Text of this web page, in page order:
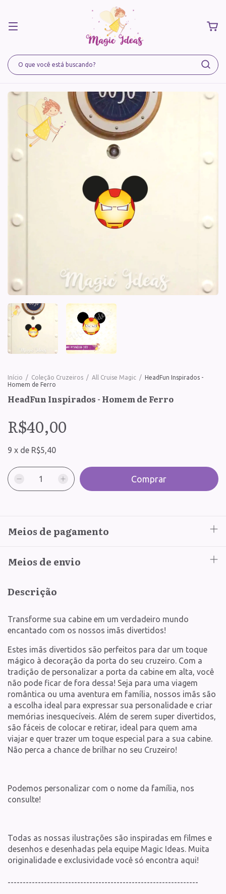
Início / Coleção Cruzeiros / All Cruise Magic /
HeadFun Inspirados -
Homem de Ferro
HeadFun Inspirados - Homem de Ferro
R$40,00
9 x de R$5,40
Meios de pagamento
Meios de envio
Descrição
Transforme sua cabine em um verdadeiro mundo
encantado com os nossos imãs divertidos!
Estes imãs divertidos são perfeitos para dar um toque
mágico à decoração da porta do seu cruzeiro. Com a
tradição de personalizar a porta da cabine em alta, você
não pode ficar de fora dessa! Seja para uma viagem
romântica ou uma aventura em família, nossos imãs são
a escolha ideal para expressar sua personalidade e criar
memórias inesquecíveis. Além de serem super divertidos,
são fáceis de colocar e retirar, ideal para quem ama
viajar e quer trazer um toque especial para a sua cabine.
Não perca a chance de brilhar no seu Cruzeiro!
Podemos personalizar com o nome da família, nos
consulte!
Todas as nossas ilustrações são inspiradas em filmes e
desenhos e desenhadas pela equipe Magic Ideas. Muita
originalidade e exclusividade você só encontra aqui!
---------------------------------------------------------------